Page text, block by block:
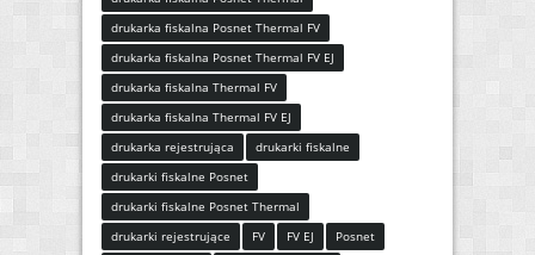
drukarka fiskalna Posnet Thermal FV
drukarka fiskalna Posnet Thermal FV EJ
drukarka fiskalna Thermal FV
drukarka fiskalna Thermal FV EJ
drukarka rejestrująca
drukarki fiskalne
drukarki fiskalne Posnet
drukarki fiskalne Posnet Thermal
drukarki rejestrujące
FV FV EJ
Posnet